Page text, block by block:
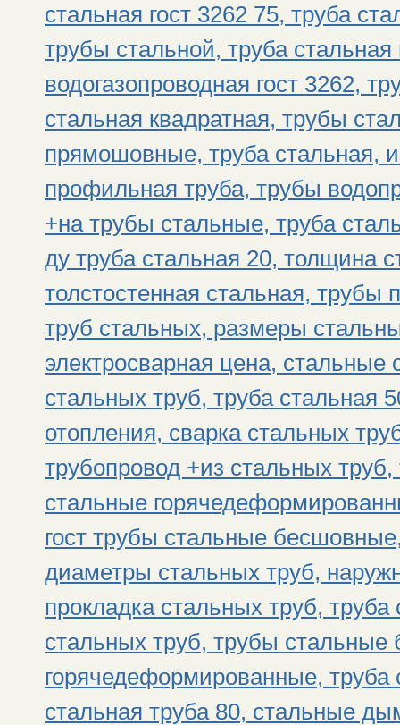
стальная гост 3262 75, труба
трубы стальной, труба
водогазопроводная гост 3262,
стальная квадратная, трубы
прямошовные, труба стальная,
профильная труба, трубы
+на трубы стальные, труба
ду труба стальная 20, толщина
толстостенная стальная,
труб стальных, размеры
электросварная цена,
стальных труб, труба стальная
отопления, сварка стальных
трубопровод +из стальных
стальные
гост трубы стальные
диаметры стальных труб,
прокладка стальных труб,
стальных труб, трубы
горячедеформированные, труба
стальная труба 80, стальные